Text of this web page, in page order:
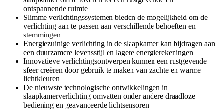
ontspannende ruimte
Slimme verlichtingssystemen bieden de mogelijkheid om de
verlichting aan te passen aan verschillende behoeften en
stemmingen
Energiezuinige verlichting in de slaapkamer kan bijdragen aan
een duurzamere levensstijl en lagere energierekeningen
Innovatieve verlichtingsontwerpen kunnen een rustgevende
sfeer creëren door gebruik te maken van zachte en warme
lichtkleuren
De nieuwste technologische ontwikkelingen in
slaapkamerverlichting omvatten onder andere draadloze
bediening en geavanceerde lichtsensoren